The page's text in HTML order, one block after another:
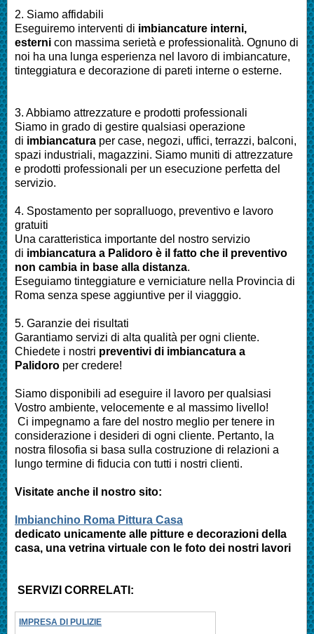
2. Siamo affidabili
Eseguiremo interventi di imbiancature interni,
esterni con massima serietà e professionalità. Ognuno di
noi ha una lunga esperienza nel lavoro di imbiancature,
tinteggiatura e decorazione di pareti interne o esterne.
3. Abbiamo attrezzature e prodotti professionali
Siamo in grado di gestire qualsiasi operazione
di imbiancatura per case, negozi, uffici, terrazzi, balconi,
spazi industriali, magazzini. Siamo muniti di attrezzature
e prodotti professionali per un esecuzione perfetta del
servizio.
4. Spostamento per sopralluogo, preventivo e lavoro
gratuiti
Una caratteristica importante del nostro servizio
di imbiancatura a Palidoro è il fatto che il preventivo
non cambia in base alla distanza.
Eseguiamo tinteggiature e verniciature nella Provincia di
Roma senza spese aggiuntive per il viagggio.
5. Garanzie dei risultati
Garantiamo servizi di alta qualità per ogni cliente.
Chiedete i nostri preventivi di imbiancatura a
Palidoro per credere!
Siamo disponibili ad eseguire il lavoro per qualsiasi
Vostro ambiente, velocemente e al massimo livello!
Ci impegnamo a fare del nostro meglio per tenere in
considerazione i desideri di ogni cliente. Pertanto, la
nostra filosofia si basa sulla costruzione di relazioni a
lungo termine di fiducia con tutti i nostri clienti.
Visitate anche il nostro sito:
Imbianchino Roma Pittura Casa
dedicato unicamente alle pitture e decorazioni della
casa, una vetrina virtuale con le foto dei nostri lavori
SERVIZI CORRELATI:
IMPRESA DI PULIZIE